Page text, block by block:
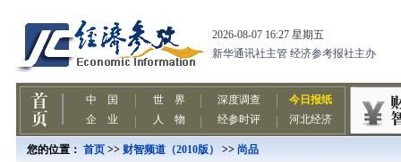
您的位置： 首页 >> 财智频道（2010版） >> 尚品